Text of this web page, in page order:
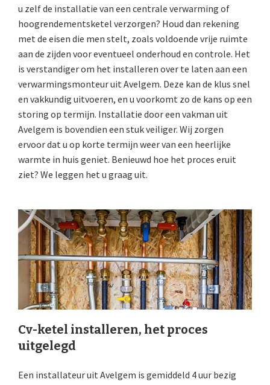
u zelf de installatie van een centrale verwarming of
hoogrendementsketel verzorgen? Houd dan rekening
met de eisen die men stelt, zoals voldoende vrije ruimte
aan de zijden voor eventueel onderhoud en controle. Het
is verstandiger om het installeren over te laten aan een
verwarmingsmonteur uit Avelgem. Deze kan de klus snel
en vakkundig uitvoeren, en u voorkomt zo de kans op een
storing op termijn. Installatie door een vakman uit
Avelgem is bovendien een stuk veiliger. Wij zorgen
ervoor dat u op korte termijn weer van een heerlijke
warmte in huis geniet. Benieuwd hoe het proces eruit
ziet? We leggen het u graag uit.
Cv-ketel installeren, het proces
uitgelegd
Een installateur uit Avelgem is gemiddeld 4 uur bezig